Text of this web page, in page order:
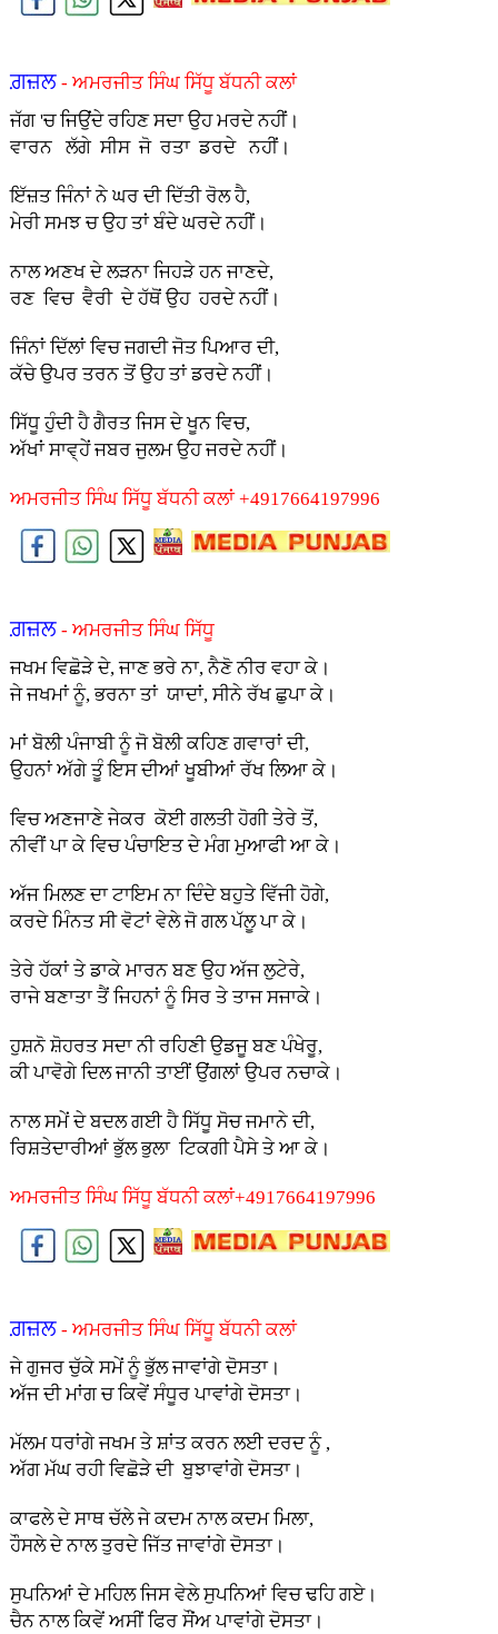
ਗ਼ਜ਼ਲ- ਅਮਰਜੀਤ ਸਿੰਘ ਸਿੱਧੂ ਬੱਧਨੀ ਕਲਾਂ
ਜੱਗ 'ਚ ਜਿਉਂਦੇ ਰਹਿਣ ਸਦਾ ਉਹ ਮਰਦੇ ਨਹੀਂ।
ਵਾਰਨ ਲੱਗੇ ਸੀਸ ਜੋ ਰਤਾ ਡਰਦੇ ਨਹੀਂ।
ਇੱਜ਼ਤ ਜਿੰਨਾਂ ਨੇ ਘਰ ਦੀ ਦਿੱਤੀ ਰੋਲ ਹੈ,
ਮੇਰੀ ਸਮਝ ਚ ਉਹ ਤਾਂ ਬੰਦੇ ਘਰਦੇ ਨਹੀਂ।
ਨਾਲ ਅਣਖ ਦੇ ਲੜਨਾ ਜਿਹੜੇ ਹਨ ਜਾਣਦੇ,
ਰਣ ਵਿਚ ਵੈਰੀ ਦੇ ਹੱਥੋਂ ਉਹ ਹਰਦੇ ਨਹੀਂ।
ਜਿੰਨਾਂ ਦਿੱਲਾਂ ਵਿਚ ਜਗਦੀ ਜੋਤ ਪਿਆਰ ਦੀ,
ਕੱਚੇ ਉਪਰ ਤਰਨ ਤੋਂ ਉਹ ਤਾਂ ਡਰਦੇ ਨਹੀਂ।
ਸਿੱਧੂ ਹੁੰਦੀ ਹੈ ਗੈਰਤ ਜਿਸ ਦੇ ਖੂਨ ਵਿਚ,
ਅੱਖਾਂ ਸਾਵ੍ਹੇਂ ਜਬਰ ਜੁਲਮ ਉਹ ਜਰਦੇ ਨਹੀਂ।
ਅਮਰਜੀਤ ਸਿੰਘ ਸਿੱਧੂ ਬੱਧਨੀ ਕਲਾਂ +4917664197996
ਗ਼ਜ਼ਲ- ਅਮਰਜੀਤ ਸਿੰਘ ਸਿੱਧੂ
ਜਖਮ ਵਿਛੋੜੇ ਦੇ, ਜਾਣ ਭਰੇ ਨਾ, ਨੈਣੋ ਨੀਰ ਵਹਾ ਕੇ।
ਜੇ ਜਖਮਾਂ ਨੂੰ, ਭਰਨਾ ਤਾਂ ਯਾਦਾਂ, ਸੀਨੇ ਰੱਖ ਛੁਪਾ ਕੇ।
ਮਾਂ ਬੋਲੀ ਪੰਜਾਬੀ ਨੂੰ ਜੋ ਬੋਲੀ ਕਹਿਣ ਗਵਾਰਾਂ ਦੀ,
ਉਹਨਾਂ ਅੱਗੇ ਤੂੰ ਇਸ ਦੀਆਂ ਖੂਬੀਆਂ ਰੱਖ ਲਿਆ ਕੇ।
ਵਿਚ ਅਣਜਾਣੇ ਜੇਕਰ ਕੋਈ ਗਲਤੀ ਹੋਗੀ ਤੇਰੇ ਤੋਂ,
ਨੀਵੀਂ ਪਾ ਕੇ ਵਿਚ ਪੰਚਾਇਤ ਦੇ ਮੰਗ ਮੁਆਫੀ ਆ ਕੇ।
ਅੱਜ ਮਿਲਣ ਦਾ ਟਾਇਮ ਨਾ ਦਿੰਦੇ ਬਹੁਤੇ ਵਿੱਜੀ ਹੋਗੇ,
ਕਰਦੇ ਮਿੰਨਤ ਸੀ ਵੋਟਾਂ ਵੇਲੇ ਜੋ ਗਲ ਪੱਲੂ ਪਾ ਕੇ।
ਤੇਰੇ ਹੱਕਾਂ ਤੇ ਡਾਕੇ ਮਾਰਨ ਬਣ ਉਹ ਅੱਜ ਲੁਟੇਰੇ,
ਰਾਜੇ ਬਣਾਤਾ ਤੈਂ ਜਿਹਨਾਂ ਨੂੰ ਸਿਰ ਤੇ ਤਾਜ ਸਜਾਕੇ।
ਹੁਸ਼ਨੋ ਸ਼ੋਹਰਤ ਸਦਾ ਨੀ ਰਹਿਣੀ ਉਡਜੂ ਬਣ ਪੰਖੇਰੂ,
ਕੀ ਪਾਵੋਗੇ ਦਿਲ ਜਾਨੀ ਤਾਈਂ ਉਂਗਲਾਂ ਉਪਰ ਨਚਾਕੇ।
ਨਾਲ ਸਮੇਂ ਦੇ ਬਦਲ ਗਈ ਹੈ ਸਿੱਧੂ ਸੋਚ ਜਮਾਨੇ ਦੀ,
ਰਿਸ਼ਤੇਦਾਰੀਆਂ ਭੁੱਲ ਭੁਲਾ ਟਿਕਗੀ ਪੈਸੇ ਤੇ ਆ ਕੇ।
ਅਮਰਜੀਤ ਸਿੰਘ ਸਿੱਧੂ ਬੱਧਨੀ ਕਲਾਂ+4917664197996
ਗ਼ਜ਼ਲ- ਅਮਰਜੀਤ ਸਿੰਘ ਸਿੱਧੂ ਬੱਧਨੀ ਕਲਾਂ
ਜੇ ਗੁਜਰ ਚੁੱਕੇ ਸਮੇਂ ਨੂੰ ਭੁੱਲ ਜਾਵਾਂਗੇ ਦੋਸਤਾ।
ਅੱਜ ਦੀ ਮਾਂਗ ਚ ਕਿਵੇਂ ਸੰਧੂਰ ਪਾਵਾਂਗੇ ਦੋਸਤਾ।
ਮੱਲਮ ਧਰਾਂਗੇ ਜਖਮ ਤੇ ਸ਼ਾਂਤ ਕਰਨ ਲਈ ਦਰਦ ਨੂੰ ,
ਅੱਗ ਮੱਘ ਰਹੀ ਵਿਛੋੜੇ ਦੀ ਬੁਝਾਵਾਂਗੇ ਦੋਸਤਾ।
ਕਾਫਲੇ ਦੇ ਸਾਥ ਚੱਲੇ ਜੇ ਕਦਮ ਨਾਲ ਕਦਮ ਮਿਲਾ,
ਹੌਸਲੇ ਦੇ ਨਾਲ ਤੁਰਦੇ ਜਿੱਤ ਜਾਵਾਂਗੇ ਦੋਸਤਾ।
ਸੁਪਨਿਆਂ ਦੇ ਮਹਿਲ ਜਿਸ ਵੇਲੇ ਸੁਪਨਿਆਂ ਵਿਚ ਢਹਿ ਗਏ।
ਚੈਨ ਨਾਲ ਕਿਵੇਂ ਅਸੀਂ ਫਿਰ ਸੌਂਅ ਪਾਵਾਂਗੇ ਦੋਸਤਾ।